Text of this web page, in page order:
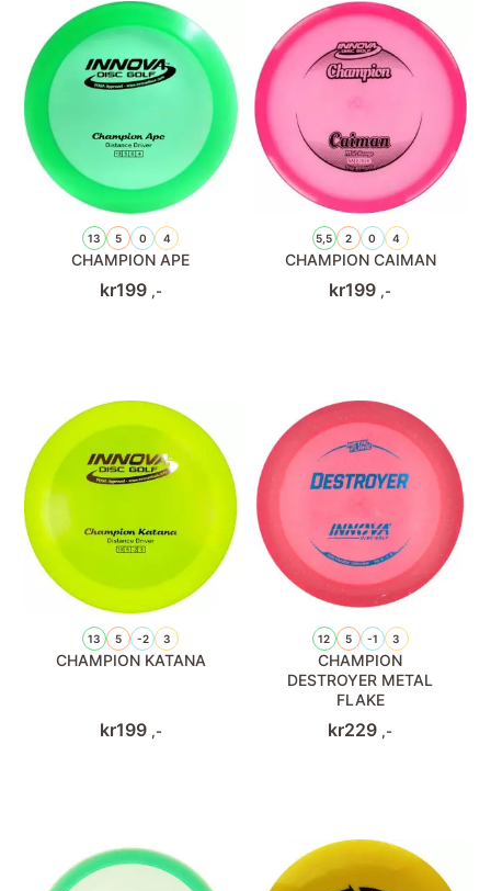
13 5 0 4
CHAMPION APE
kr199 ,-
5,5 2 0 4
CHAMPION CAIMAN
kr199 ,-
13 5 -2 3
CHAMPION KATANA
kr199 ,-
12 5 -1 3
CHAMPION
DESTROYER METAL
FLAKE
kr229 ,-